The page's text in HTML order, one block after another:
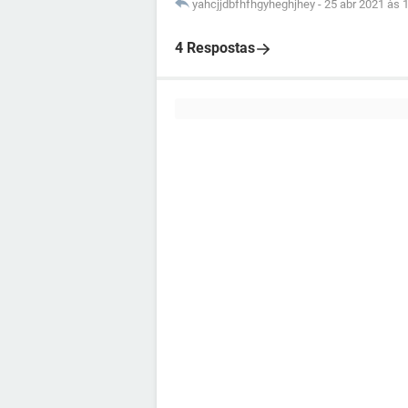
yahcjjdbfhfhgyheghjhey - 25 abr 2021 às
4 Respostas